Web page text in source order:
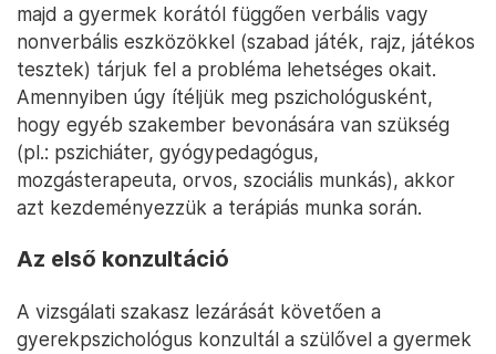
majd a gyermek korától függően verbális vagy
nonverbális eszközökkel (szabad játék, rajz, játékos
tesztek) tárjuk fel a probléma lehetséges okait.
Amennyiben úgy ítéljük meg pszichológusként,
hogy egyéb szakember bevonására van szükség
(pl.: pszichiáter, gyógypedagógus,
mozgásterapeuta, orvos, szociális munkás), akkor
azt kezdeményezzük a terápiás munka során.
Az első konzultáció
A vizsgálati szakasz lezárását követően a
gyerekpszichológus konzultál a szülővel a gyermek